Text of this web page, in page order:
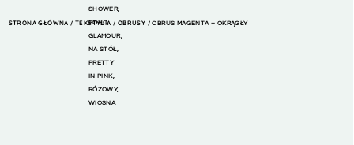
SHOWER,
BOHO,
GLAMOUR,
NA STÓŁ
PRETTY
IN PINK,
RÓŻOWY,
WIOSNA
STRONA GŁÓWNA /TEKSTYLIA / OBRUSY / OBRUS MAGENTA – OKRĄGŁY